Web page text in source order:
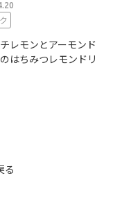
レモンとアーモンド
はちみつレモンドリ
る